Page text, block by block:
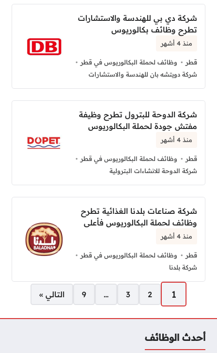
شركة دي بي للهندسة والاستشارات
تطرح وظائف بكالوريوس
منذ 4 أشهر
قطر
وظائف لحملة البكالوريوس في قطر
شركة دويتشه بان للهندسة والاستشارات
شركة الدوحة للبترول تطرح وظيفة
مفتش جودة لحملة البكالوريوس
منذ 4 أشهر
قطر
وظائف لحملة البكالوريوس في قطر
شركة الدوحة للانشاءات البترولية
شركة صناعات بلدنا الغذائية تطرح
وظائف لحملة البكالوريوس فأعلى
منذ 4 أشهر
قطر
وظائف لحملة البكالوريوس في قطر
شركة بلدنا
1
2
3
…
9 التالي »
أحدث الوظائف